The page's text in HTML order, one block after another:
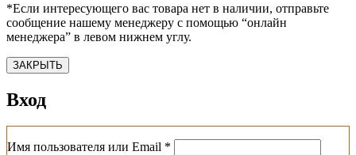
*Если интересующего вас товара нет в наличии, отправьте
сообщение нашему менеджеру с помощью “онлайн
менеджера” в левом нижнем углу.
ЗАКРЫТЬ
Вход
Имя пользователя или Email *